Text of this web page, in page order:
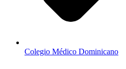
Colegio Médico Dominicano